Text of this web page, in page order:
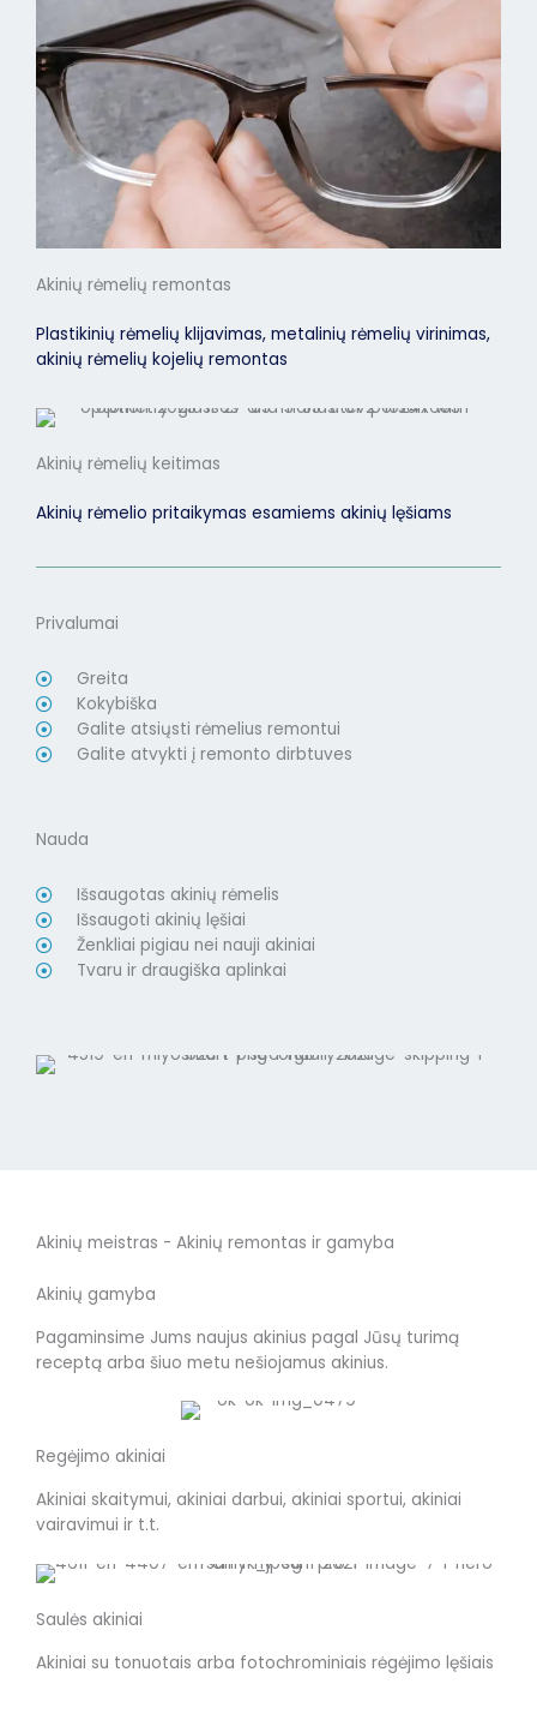
Akinių rėmelių remontas
Plastikinių rėmelių klijavimas, metalinių rėmelių virinimas,
akinių rėmelių kojelių remontas
Akinių rėmelių keitimas
Akinių rėmelio pritaikymas esamiems akinių lęšiams
Privalumai
Greita
Kokybiška
Galite atsiųsti rėmelius remontui
Galite atvykti į remonto dirbtuves
Nauda
Išsaugotas akinių rėmelis
Išsaugoti akinių lęšiai
Ženkliai pigiau nei nauji akiniai
Tvaru ir draugiška aplinkai
Akinių meistras - Akinių remontas ir gamyba
Akinių gamyba
Pagaminsime Jums naujus akinius pagal Jūsų turimą
receptą arba šiuo metu nešiojamus akinius.
Regėjimo akiniai
Akiniai skaitymui, akiniai darbui, akiniai sportui, akiniai
vairavimui ir t.t.
Saulės akiniai
Akiniai su tonuotais arba fotochrominiais rėgėjimo lęšiais